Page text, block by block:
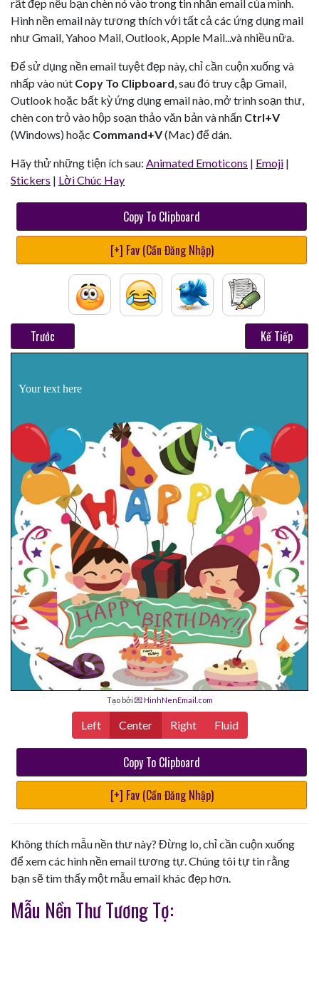
rất đẹp nếu bạn chèn nó vào trong tin nhắn email của mình.
Hình nền email này tương thích với tất cả các ứng dụng mail
như Gmail, Yahoo Mail, Outlook, Apple Mail...và nhiều nữa.
Để sử dụng nền email tuyệt đẹp này, chỉ cần cuộn xuống và
nhấp vào nút Copy To Clipboard, sau đó truy cập Gmail,
Outlook hoặc bất kỳ ứng dụng email nào, mở trình soạn thư,
chèn con trỏ vào hộp soạn thảo văn bản và nhấn Ctrl+V
(Windows) hoặc Command+V(Mac) để dán.
Hãy thử những tiện ích sau: Animated Emoticons | Emoji |
Stickers | Lời Chúc Hay
Copy To Clipboard
[+] Fav (Cần Đăng Nhập)
Trước Kế Tiếp
Your text here
Tạo bởi 💌 HinhNenEmail.com
Left Center Right Fluid
Copy To Clipboard
[+] Fav (Cần Đăng Nhập)
Không thích mẫu nền thư này? Đừng lo, chỉ cần cuộn xuống
để xem các hình nền email tương tự. Chúng tôi tự tin rằng
bạn sẽ tìm thấy một mẫu email khác đẹp hơn.
Mẫu Nền Thư Tương Tợ: